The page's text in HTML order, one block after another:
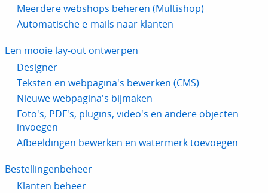
Meerdere webshops beheren (Multishop)
Automatische e-mails naar klanten
Een mooie lay-out ontwerpen
Designer
Teksten en webpagina's bewerken (CMS)
Nieuwe webpagina's bijmaken
Foto's, PDF's, plugins, video's en andere objecten
invoegen
Afbeeldingen bewerken en watermerk toevoegen
Bestellingenbeheer
Klanten beheer